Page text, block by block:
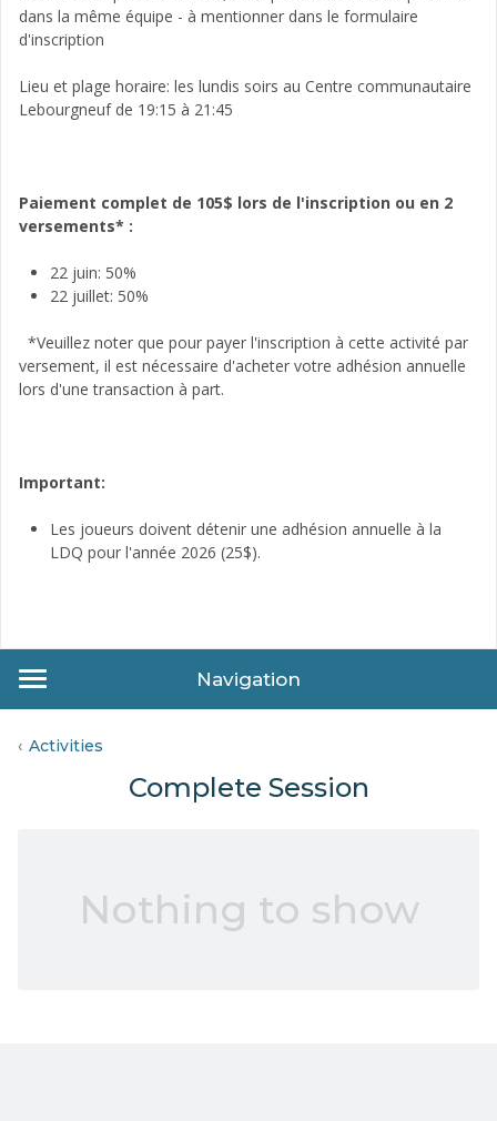
dans la même équipe - à mentionner dans le formulaire
d'inscription
Lieu et plage horaire: les lundis soirs au Centre communautaire
Lebourgneuf de 19:15 à 21:45
Paiement complet de 105$ lors de l'inscription ou en 2
versements* :
22 juin: 50%
22 juillet: 50%
*Veuillez noter que pour payer l'inscription à cette activité par
versement, il est nécessaire d'acheter votre adhésion annuelle
lors d'une transaction à part.
Important:
Les joueurs doivent détenir une adhésion annuelle à la
LDQ pour l'année 2026 (25$).
Navigation
Activities
Complete Session
Nothing to show